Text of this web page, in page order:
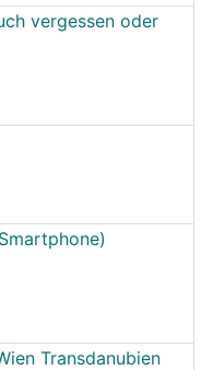
vergessen oder
Transdanubien